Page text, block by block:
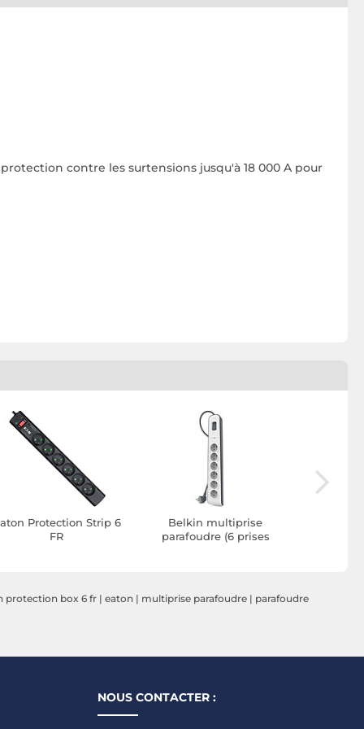
contre les surtensions jusqu'à 18 000 A pour
Protection Strip 6
FR
Belkin multiprise
parafoudre (6 prises
protection box 6 fr | eaton | multiprise parafoudre | parafoudre
NOUS CONTACTER :